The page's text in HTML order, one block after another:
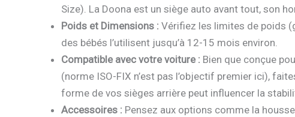
Size). La Doona est un siège auto avant tout, son
Poids et Dimensions : Vérifiez les limites de poids
des bébés l’utilisent jusqu’à 12-15 mois environ.
Compatible avec votre voiture : Bien que conçue
(norme ISO-FIX n’est pas l’objectif premier ici),
forme de vos sièges arrière peut influencer la
Accessoires : Pensez aux options comme la